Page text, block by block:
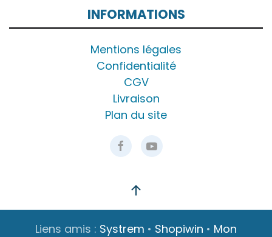
INFORMATIONS
Mentions légales
Confidentialité
CGV
Livraison
Plan du site
Liens amis : Systrem • Shopiwin • Mon